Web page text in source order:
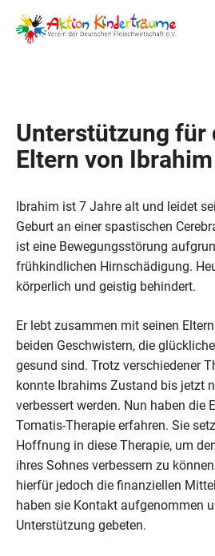
Inhalt
springen
Unterstützung für
Eltern von Ibrahim
Ibrahim ist 7 Jahre alt und leidet
Geburt an einer spastischen
ist eine Bewegungsstörung
frühkindlichen Hirnschädigung.
körperlich und geistig behindert.
Er lebt zusammen mit seinen
beiden Geschwistern, die
gesund sind. Trotz verschiedener
konnte Ibrahims Zustand bis jetzt
verbessert werden. Nun haben die
Tomatis-Therapie erfahren. Sie
Hoffnung in diese Therapie, um
ihres Sohnes verbessern zu
hierfür jedoch die finanziellen
haben sie Kontakt aufgenommen
Unterstützung gebeten.